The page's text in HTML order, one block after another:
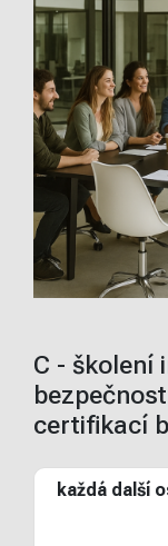
C - školení
certifikací
každá další